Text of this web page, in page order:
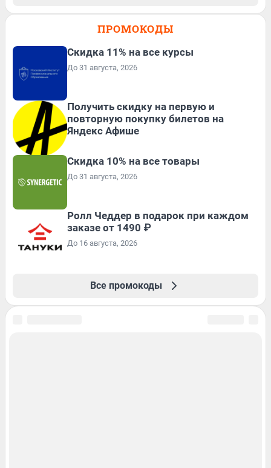
ПРОМОКОДЫ
Скидка 11% на все курсы
До 31 августа, 2026
Получить скидку на первую и
повторную покупку билетов на
Яндекс Афише
Скидка 10% на все товары
До 31 августа, 2026
Ролл Чеддер в подарок при каждом
заказе от 1490 ₽
До 16 августа, 2026
Все промокоды